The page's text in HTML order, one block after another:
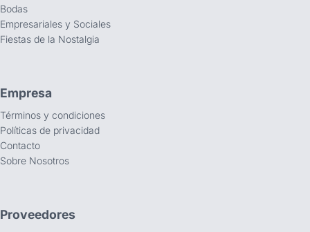
Bodas
Empresariales y Sociales
Fiestas de la Nostalgia
Empresa
Términos y condiciones
Políticas de privacidad
Contacto
Sobre Nosotros
Proveedores